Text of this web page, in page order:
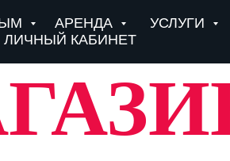
АРЕНДА
УСЛУГИ
ЛИЧНЫЙ КАБИНЕТ